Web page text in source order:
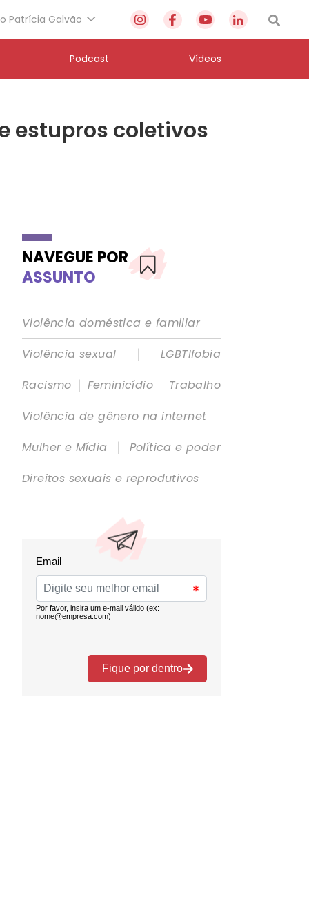
Patrícia Galvão
Podcast Vídeos
estupros coletivos
NAVEGUE POR
ASSUNTO
Violência doméstica e familiar
Violência sexual
|
LGBTIfobia
Racismo | Feminicídio | Trabalho
Violência de gênero na internet
Mulher e Mídia
|
Política e poder
Direitos sexuais e reprodutivos